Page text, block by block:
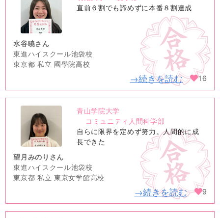
no
image
直前６割でも諦めずに本番８割達成
水谷暁さん
東進ハイスクール池袋校
東京都 私立 國學院高校
→続きを読む 16
no
image
青山学院大学
コミュニティ人間科学部
自らに限界を定めず努力。人間的に成
長できた
望月みのりさん
東進ハイスクール池袋校
東京都 私立 東京女学館高校
→続きを読む 9